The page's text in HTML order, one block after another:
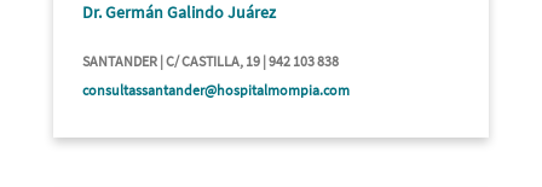
Dr. Germán Galindo Juárez
SANTANDER | C/ CASTILLA, 19 | 942 103 838
consultassantander@hospitalmompia.com